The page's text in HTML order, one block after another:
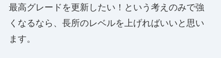
最高グレードを更新したい！という考えのみで強
くなるなら、長所のレベルを上げればいいと思い
ます。